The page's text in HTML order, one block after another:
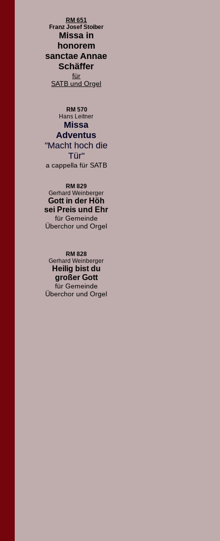
RM 651
Franz Josef Stoiber
Missa in
honorem
sanctae Annae
Schäffer
für
SATB und Orgel
RM 570
Hans Leitner
Missa
Adventus
"Macht hoch die
Tür"
a cappella für SATB
RM 829
Gerhard Weinberger
Gott in der Höh
sei Preis und Ehr
für Gemeinde
Überchor und Orgel
RM 828
Gerhard Weinberger
Heilig bist du
großer Gott
für Gemeinde
Überchor und Orgel